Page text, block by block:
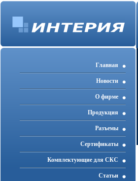
Главная
Новости
О фирме
Продукция
Разъемы
Cертификаты
Комплектующие для СКС
Статьи